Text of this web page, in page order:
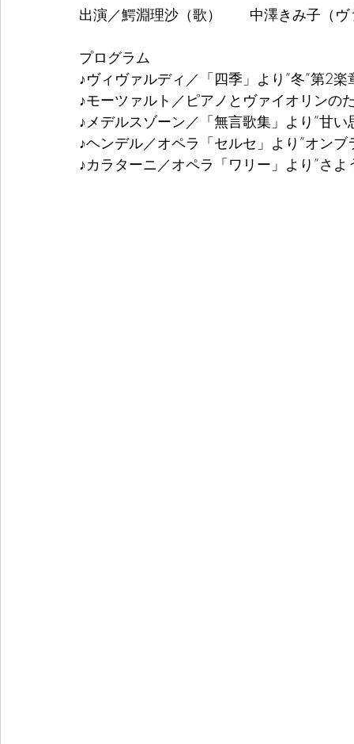
出演／鰐淵理沙（歌）　　中澤きみ子（
プログラム
♪ヴィヴァルディ／「四季」より”冬”第2
♪モーツァルト／ピアノとヴァイオリン
♪メデルスゾーン／「無言歌集」より”甘い
♪ヘンデル／オペラ「セルセ」より”オンブ
♪カラターニ／オペラ「ワリー」より”さ